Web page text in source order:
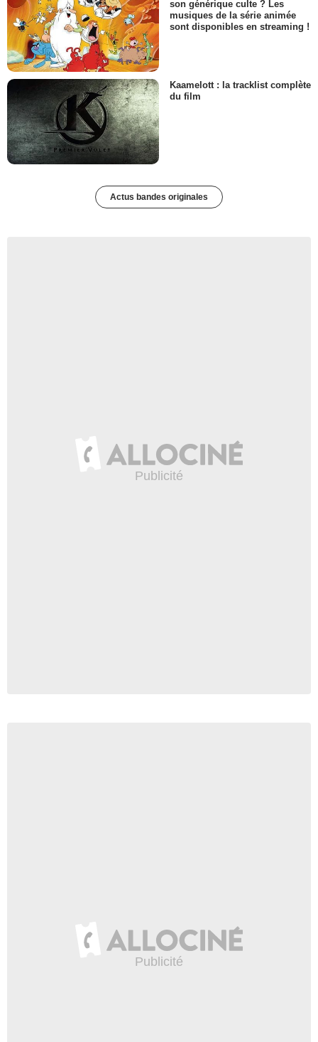
son générique culte ? Les
musiques de la série animée
sont disponibles en streaming !
Kaamelott : la tracklist complète
du film
Actus bandes originales